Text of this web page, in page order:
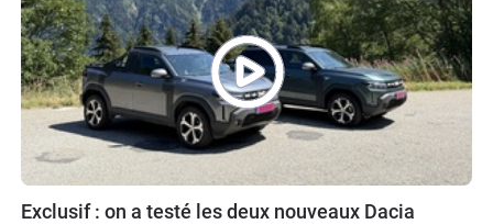
Exclusif : on a testé les deux nouveaux Dacia